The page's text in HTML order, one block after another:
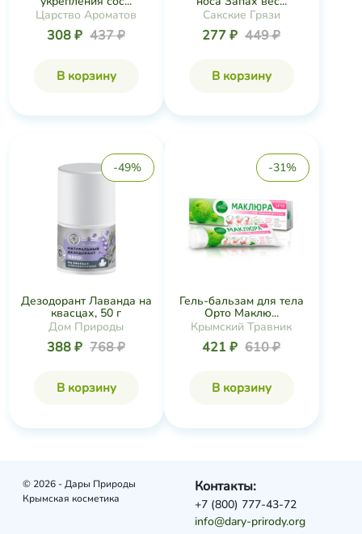
Царство Ароматов
308 ₽ 437 ₽
В корзину
Сакские Грязи
277 ₽ 449 ₽
В корзину
-49%
Дезодорант Лаванда на
квасцах, 50 г
Дом Природы
388 ₽ 768 ₽
В корзину
-31%
Гель-бальзам для тела
Орто Маклю...
Крымский Травник
421 ₽ 610 ₽
В корзину
© 2026 - Дары Природы
Крымская косметика
Контакты:
+7 (800) 777-43-72
info@dary-prirody.org